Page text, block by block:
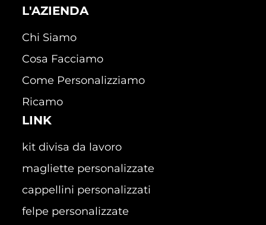
L'AZIENDA
Chi Siamo
Cosa Facciamo
Come Personalizziamo
Ricamo
LINK
kit divisa da lavoro
magliette personalizzate
cappellini personalizzati
felpe personalizzate